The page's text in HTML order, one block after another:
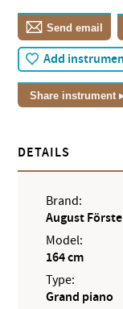
Send email
Add
Share instrument
DETAILS
Brand:
August
Model:
164 cm
Type:
Grand piano